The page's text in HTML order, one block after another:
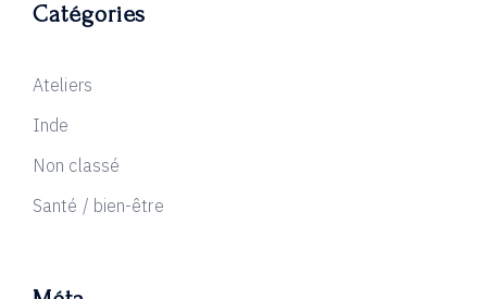
Catégories
Ateliers
Inde
Non classé
Santé / bien-être